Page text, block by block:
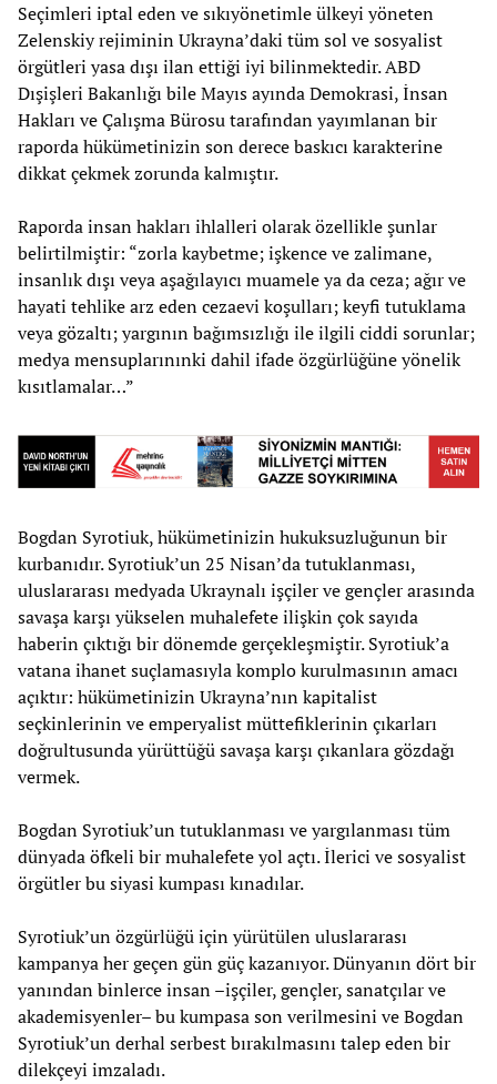
Seçimleri iptal eden ve sıkıyönetimle ülkeyi yöneten
Zelenskiy rejiminin Ukrayna’daki tüm sol ve sosyalist
örgütleri yasa dışı ilan ettiği iyi bilinmektedir. ABD
Dışişleri Bakanlığı bile Mayıs ayında Demokrasi, İnsan
Hakları ve Çalışma Bürosu tarafından yayımlanan bir
raporda hükümetinizin son derece baskıcı karakterine
dikkat çekmek zorunda kalmıştır.
Raporda insan hakları ihlalleri olarak özellikle şunlar
belirtilmiştir: “zorla kaybetme; işkence ve zalimane,
insanlık dışı veya aşağılayıcı muamele ya da ceza; ağır ve
hayati tehlike arz eden cezaevi koşulları; keyfi tutuklama
veya gözaltı; yargının bağımsızlığı ile ilgili ciddi sorunlar;
medya mensuplarınınki dahil ifade özgürlüğüne yönelik
kısıtlamalar…”
Bogdan Syrotiuk, hükümetinizin hukuksuzluğunun bir
kurbanıdır. Syrotiuk’un 25 Nisan’da tutuklanması,
uluslararası medyada Ukraynalı işçiler ve gençler arasında
savaşa karşı yükselen muhalefete ilişkin çok sayıda
haberin çıktığı bir dönemde gerçekleşmiştir. Syrotiuk’a
vatana ihanet suçlamasıyla komplo kurulmasının amacı
açıktır: hükümetinizin Ukrayna’nın kapitalist
seçkinlerinin ve emperyalist müttefiklerinin çıkarları
doğrultusunda yürüttüğü savaşa karşı çıkanlara gözdağı
vermek.
Bogdan Syrotiuk’un tutuklanması ve yargılanması tüm
dünyada öfkeli bir muhalefete yol açtı. İlerici ve sosyalist
örgütler bu siyasi kumpası kınadılar.
Syrotiuk’un özgürlüğü için yürütülen uluslararası
kampanya her geçen gün güç kazanıyor. Dünyanın dört bir
yanından binlerce insan –işçiler, gençler, sanatçılar ve
akademisyenler– bu kumpasa son verilmesini ve Bogdan
Syrotiuk’un derhal serbest bırakılmasını talep eden bir
dilekçeyi imzaladı.